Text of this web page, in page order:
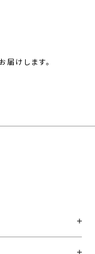
届けします。